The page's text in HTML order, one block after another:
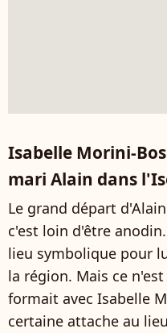
Isabelle Morini-
mari Alain dans
Le grand départ
c'est loin d'être
lieu symbolique pour
la région. Mais ce
formait avec Isabelle
certaine attache au